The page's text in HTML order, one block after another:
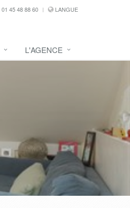
01 45 48 88 60 LANGUE
L'AGENCE